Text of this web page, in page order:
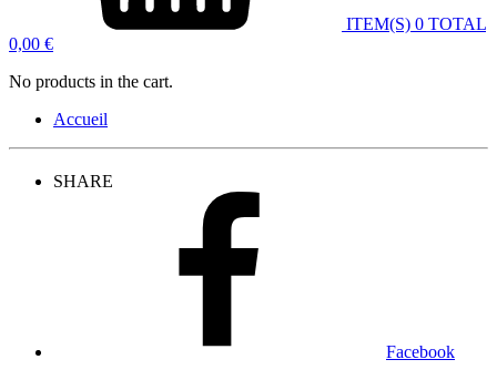
ITEM(S) 0 TOTAL
0,00 €
No products in the cart.
Accueil
SHARE
Facebook